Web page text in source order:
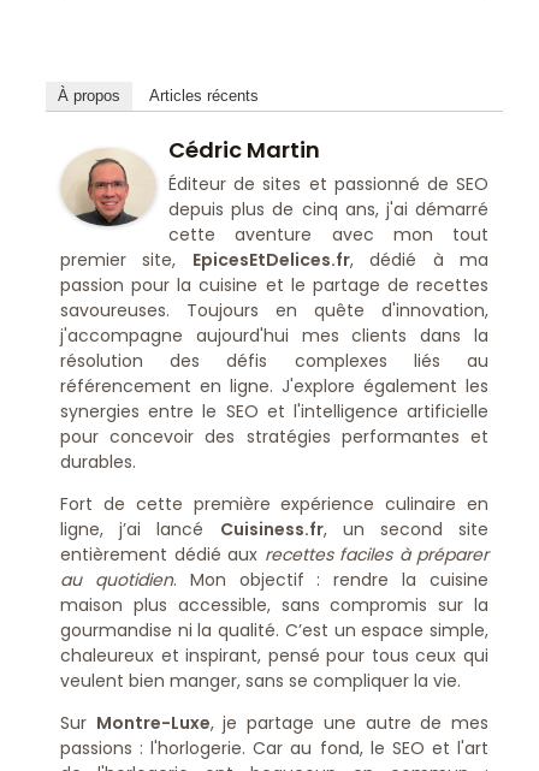
À propos Articles récents
Cédric Martin
Éditeur de sites et passionné de SEO
depuis plus de cinq ans, j'ai démarré
cette aventure avec mon tout
premier site, EpicesEtDelices.fr, dédié à ma
passion pour la cuisine et le partage de recettes
savoureuses. Toujours en quête d'innovation,
j'accompagne aujourd'hui mes clients dans la
résolution des défis complexes liés au
référencement en ligne. J'explore également les
synergies entre le SEO et l'intelligence artificielle
pour concevoir des stratégies performantes et
durables.
Fort de cette première expérience culinaire en
ligne, j’ai lancé Cuisiness.fr, un second site
entièrement dédié aux recettes faciles à préparer
au quotidien. Mon objectif : rendre la cuisine
maison plus accessible, sans compromis sur la
gourmandise ni la qualité. C’est un espace simple,
chaleureux et inspirant, pensé pour tous ceux qui
veulent bien manger, sans se compliquer la vie.
Sur Montre-Luxe, je partage une autre de mes
passions : l'horlogerie. Car au fond, le SEO et l'art